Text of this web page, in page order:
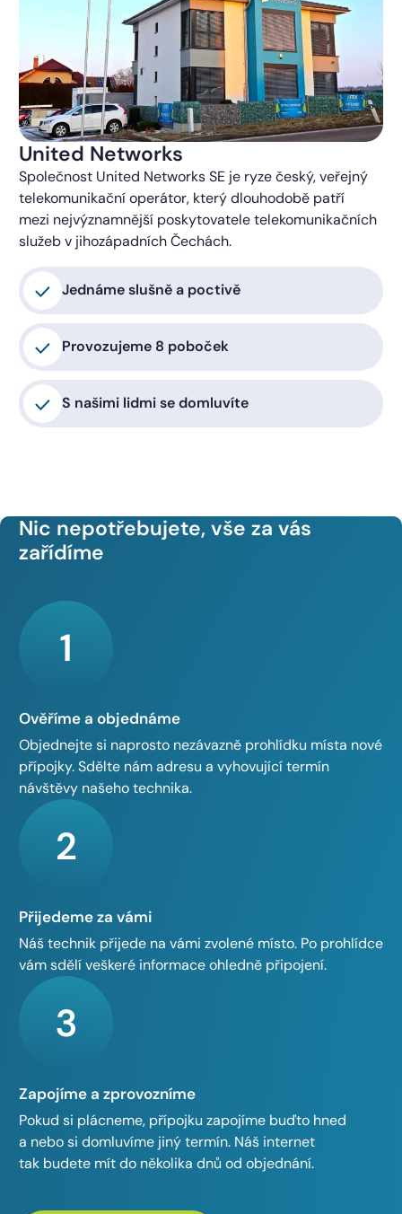
United Networks
Společnost United Networks SE je ryze český, veřejný
telekomunikační operátor, který dlouhodobě patří
mezi nejvýznamnější poskytovatele telekomunikačních
služeb v jihozápadních Čechách.
Jednáme slušně a poctivě
Provozujeme 8 poboček
S našimi lidmi se domluvíte
Nic nepotřebujete, vše za vás
zařídíme
1
Ověříme a objednáme
Objednejte si naprosto nezávazně prohlídku místa nové
přípojky. Sdělte nám adresu a vyhovující termín
návštěvy našeho technika.
2
Přijedeme za vámi
Náš technik přijede na vámi zvolené místo. Po prohlídce
vám sdělí veškeré informace ohledně připojení.
3
Zapojíme a zprovozníme
Pokud si plácneme, přípojku zapojíme buďto hned
a nebo si domluvíme jiný termín. Náš internet
tak budete mít do několika dnů od objednání.